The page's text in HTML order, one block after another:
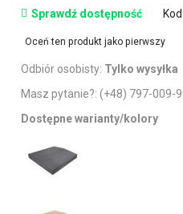
galerii Sprawdź dostępność
Oceń ten produkt jako pierwszy
Odbiór osobisty: Tylko wysyłka
Masz pytanie?: (+48) 797-009-
Dostępne warianty/kolory